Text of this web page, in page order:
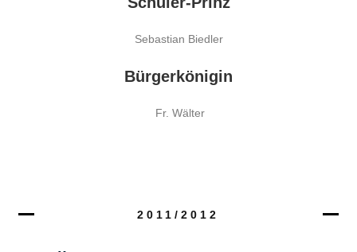
Sebastian Biedler
Bürgerkönigin
Fr. Wälter
2011/2012